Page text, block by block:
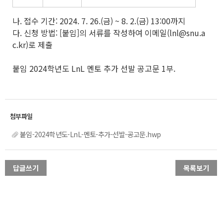
나. 접수 기간: 2024. 7. 26.(금) ~ 8. 2.(금) 13:00까지
다. 신청 방법: [붙임]의 서류를 작성하여 이메일(lnl@snu.a
c.kr)로 제출
붙임 2024학년도 LnL 멘토 추가 선발 공고문 1부.
붙임-2024학년도-LnL-멘토-추가-선발-공고문.hwp
답글쓰기 목록보기